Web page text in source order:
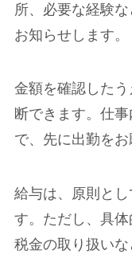
所、必要な経験
お知らせします。
金額を確認した
断できます。仕
で、先に出勤をお
給与は、原則と
す。ただし、具体
税金の取り扱い